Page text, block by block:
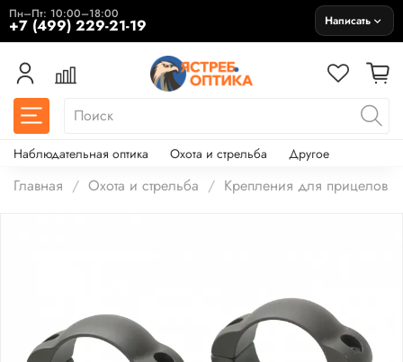
Пн–Пт: 10:00–18:00
+7 (499) 229-21-19 Написать
Наблюдательная оптика Охота и стрельба Другое
Главная Охота и стрельба Крепления для прицелов